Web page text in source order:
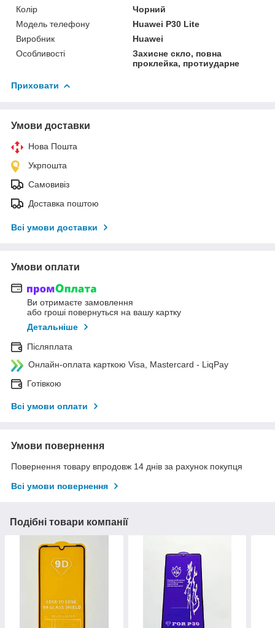
Колір
Чорний
Модель телефону
Huawei P30 Lite
Виробник
Huawei
Особливості
Захисне скло, повна
проклейка, протиударне
Приховати
Умови доставки
Нова Пошта
Укрпошта
Самовивіз
Доставка поштою
Всі умови доставки
Умови оплати
Ви отримаєте замовлення
або гроші повернуться на вашу картку
Детальніше
Післяплата
Онлайн-оплата карткою Visa, Mastercard - LiqPay
Готівкою
Всі умови оплати
Умови повернення
Повернення товару впродовж 14 днів за рахунок покупця
Всі умови повернення
Подібні товари компанії